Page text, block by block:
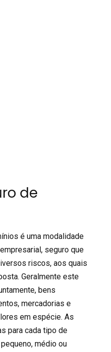
de
é uma modalidade
seguro que
riscos, aos quais
Geralmente este
bens
mercadorias e
em espécie. As
para cada tipo de
médio ou